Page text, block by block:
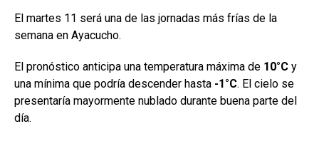
El martes 11 será una de las jornadas más frías de la
semana en Ayacucho.
El pronóstico anticipa una temperatura máxima de 10°C y
una mínima que podría descender hasta -1°C. El cielo se
presentaría mayormente nublado durante buena parte del
día.